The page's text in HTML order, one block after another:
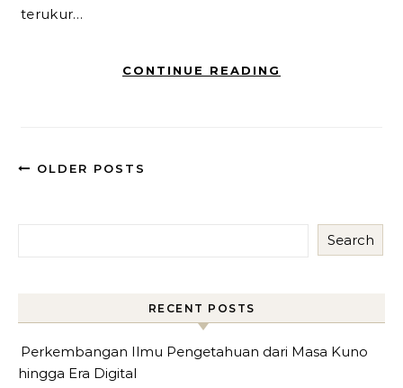
terukur…
CONTINUE READING
OLDER POSTS
Search
RECENT POSTS
Perkembangan Ilmu Pengetahuan dari Masa Kuno
hingga Era Digital